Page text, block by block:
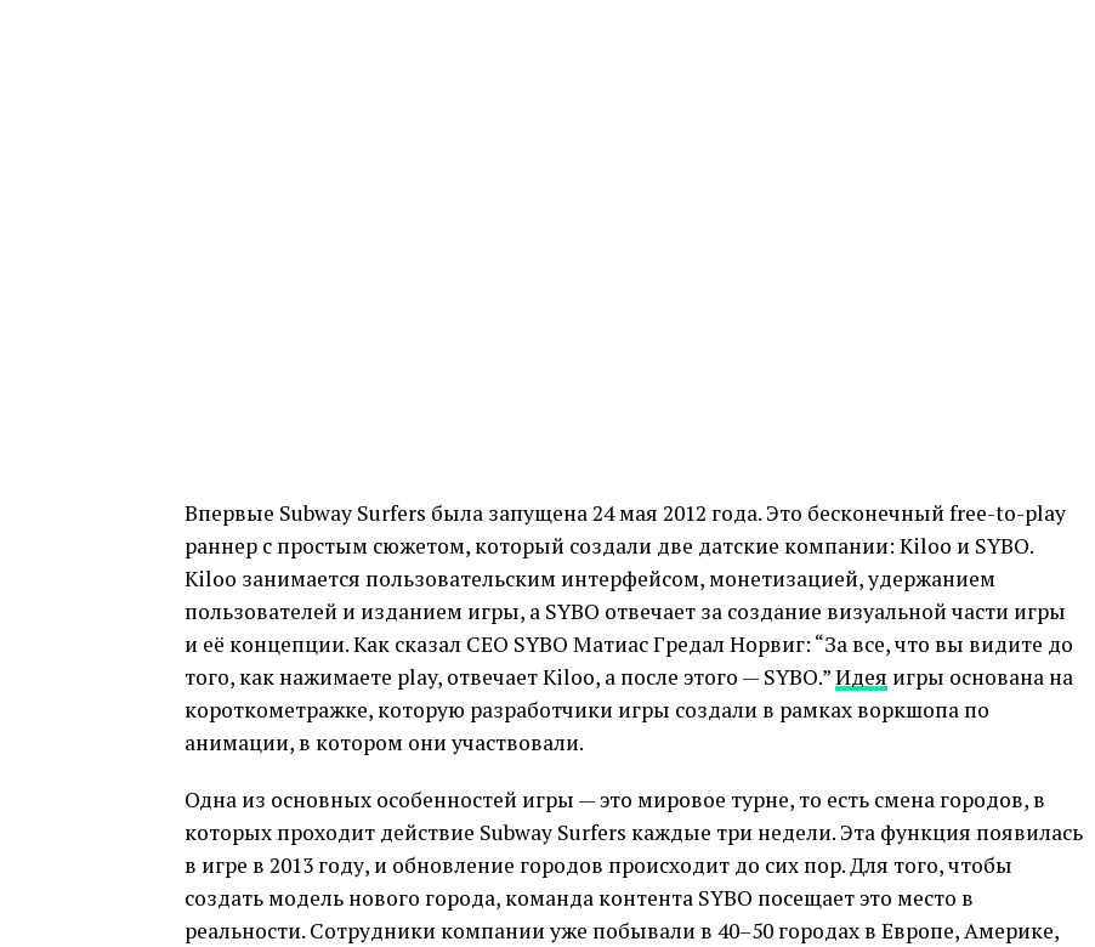
Впервые Subway Surfers была запущена 24 мая 2012 года. Это бесконечный free-to-play
раннер с простым сюжетом, который создали две датские компании: Kiloo и SYBO.
Kiloo занимается пользовательским интерфейсом, монетизацией, удержанием
пользователей и изданием игры, а SYBO отвечает за создание визуальной части игры
и её концепции. Как сказал CEO SYBO Матиас Гредал Норвиг: “За все, что вы видите до
того, как нажимаете play, отвечает Kiloo, а после этого — SYBO.”Идея игры основана на
короткометражке, которую разработчики игры создали в рамках воркшопа по
анимации, в котором они участвовали.
Одна из основных особенностей игры — это мировое турне, то есть смена городов, в
которых проходит действие Subway Surfers каждые три недели. Эта функция появилась
в игре в 2013 году, и обновление городов происходит до сих пор. Для того, чтобы
создать модель нового города, команда контента SYBO посещает это место в
реальности. Сотрудники компании уже побывали в 40–50 городах в Европе, Америке,